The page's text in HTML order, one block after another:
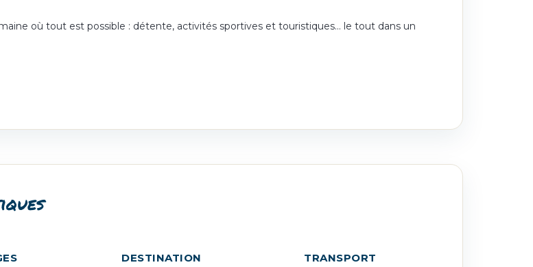
où tout est possible : détente, activités sportives et touristiques… le tout dans un
DESTINATION TRANSPORT